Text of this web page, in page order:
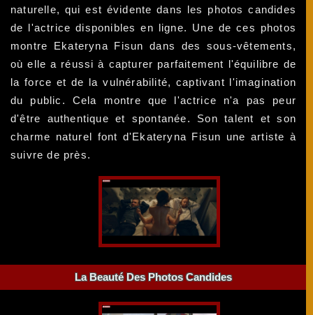
naturelle, qui est évidente dans les photos candides
de l'actrice disponibles en ligne. Une de ces photos
montre Ekateryna Fisun dans des sous-vêtements,
où elle a réussi à capturer parfaitement l'équilibre de
la force et de la vulnérabilité, captivant l'imagination
du public. Cela montre que l'actrice n'a pas peur
d'être authentique et spontanée. Son talent et son
charme naturel font d'Ekateryna Fisun une artiste à
suivre de près.
La Beauté Des Photos Candides